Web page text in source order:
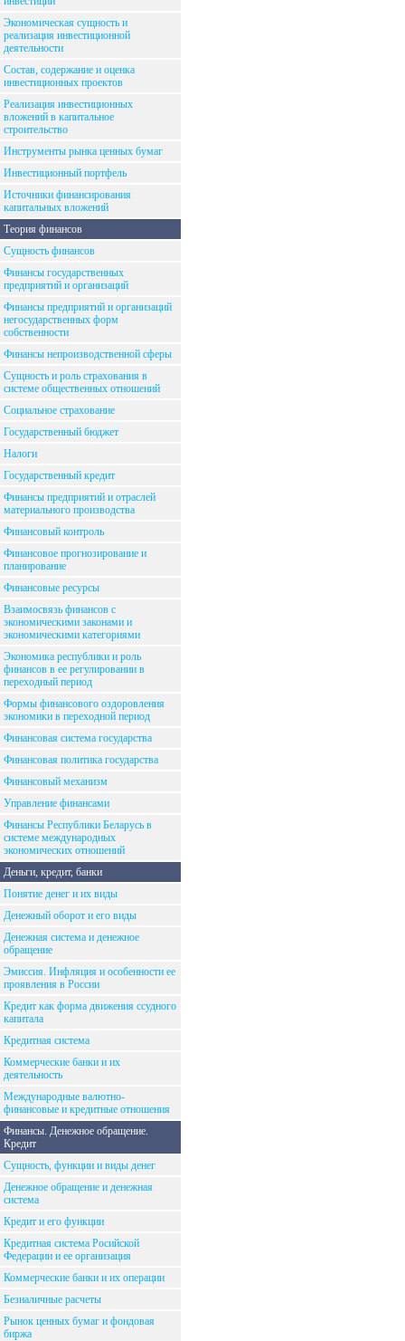
Экономическая сущность и
реализация инвестиционной
деятельности
Состав, содержание и оценка
инвестиционных проектов
Реализация инвестиционных
вложений в капитальное
строительство
Инструменты рынка ценных бумаг
Инвестиционный портфель
Источники финансирования
капитальных вложений
Теория финансов
Сущность финансов
Финансы государственных
предприятий и организаций
Финансы предприятий и организаций
негосударственных форм
собственности
Финансы непроизводственной сферы
Сущность и роль страхования в
системе общественных отношений
Социальное страхование
Государственный бюджет
Налоги
Государственный кредит
Финансы предприятий и отраслей
материального производства
Финансовый контроль
Финансовое прогнозирование и
планирование
Финансовые ресурсы
Взаимосвязь финансов с
экономическими законами и
экономическими категориями
Экономика республики и роль
финансов в ее регулировании в
переходный период
Формы финансового оздоровления
экономики в переходной период
Финансовая система государства
Финансовая политика государства
Финансовый механизм
Управление финансами
Финансы Республики Беларусь в
системе международных
экономических отношений
Деньги, кредит, банки
Понятие денег и их виды
Денежный оборот и его виды
Денежная система и денежное
обращение
Эмиссия. Инфляция и особенности ее
проявления в России
Кредит как форма движения ссудного
капитала
Кредитная система
Коммерческие банки и их
деятельность
Международные валютно-
финансовые и кредитные отношения
Финансы. Денежное обращение.
Кредит
Сущность, функции и виды денег
Денежное обращение и денежная
система
Кредит и его функции
Кредитная система Росийской
Федерации и ее организация
Коммерческие банки и их операции
Безналичные расчеты
Рынок ценных бумаг и фондовая
биржа